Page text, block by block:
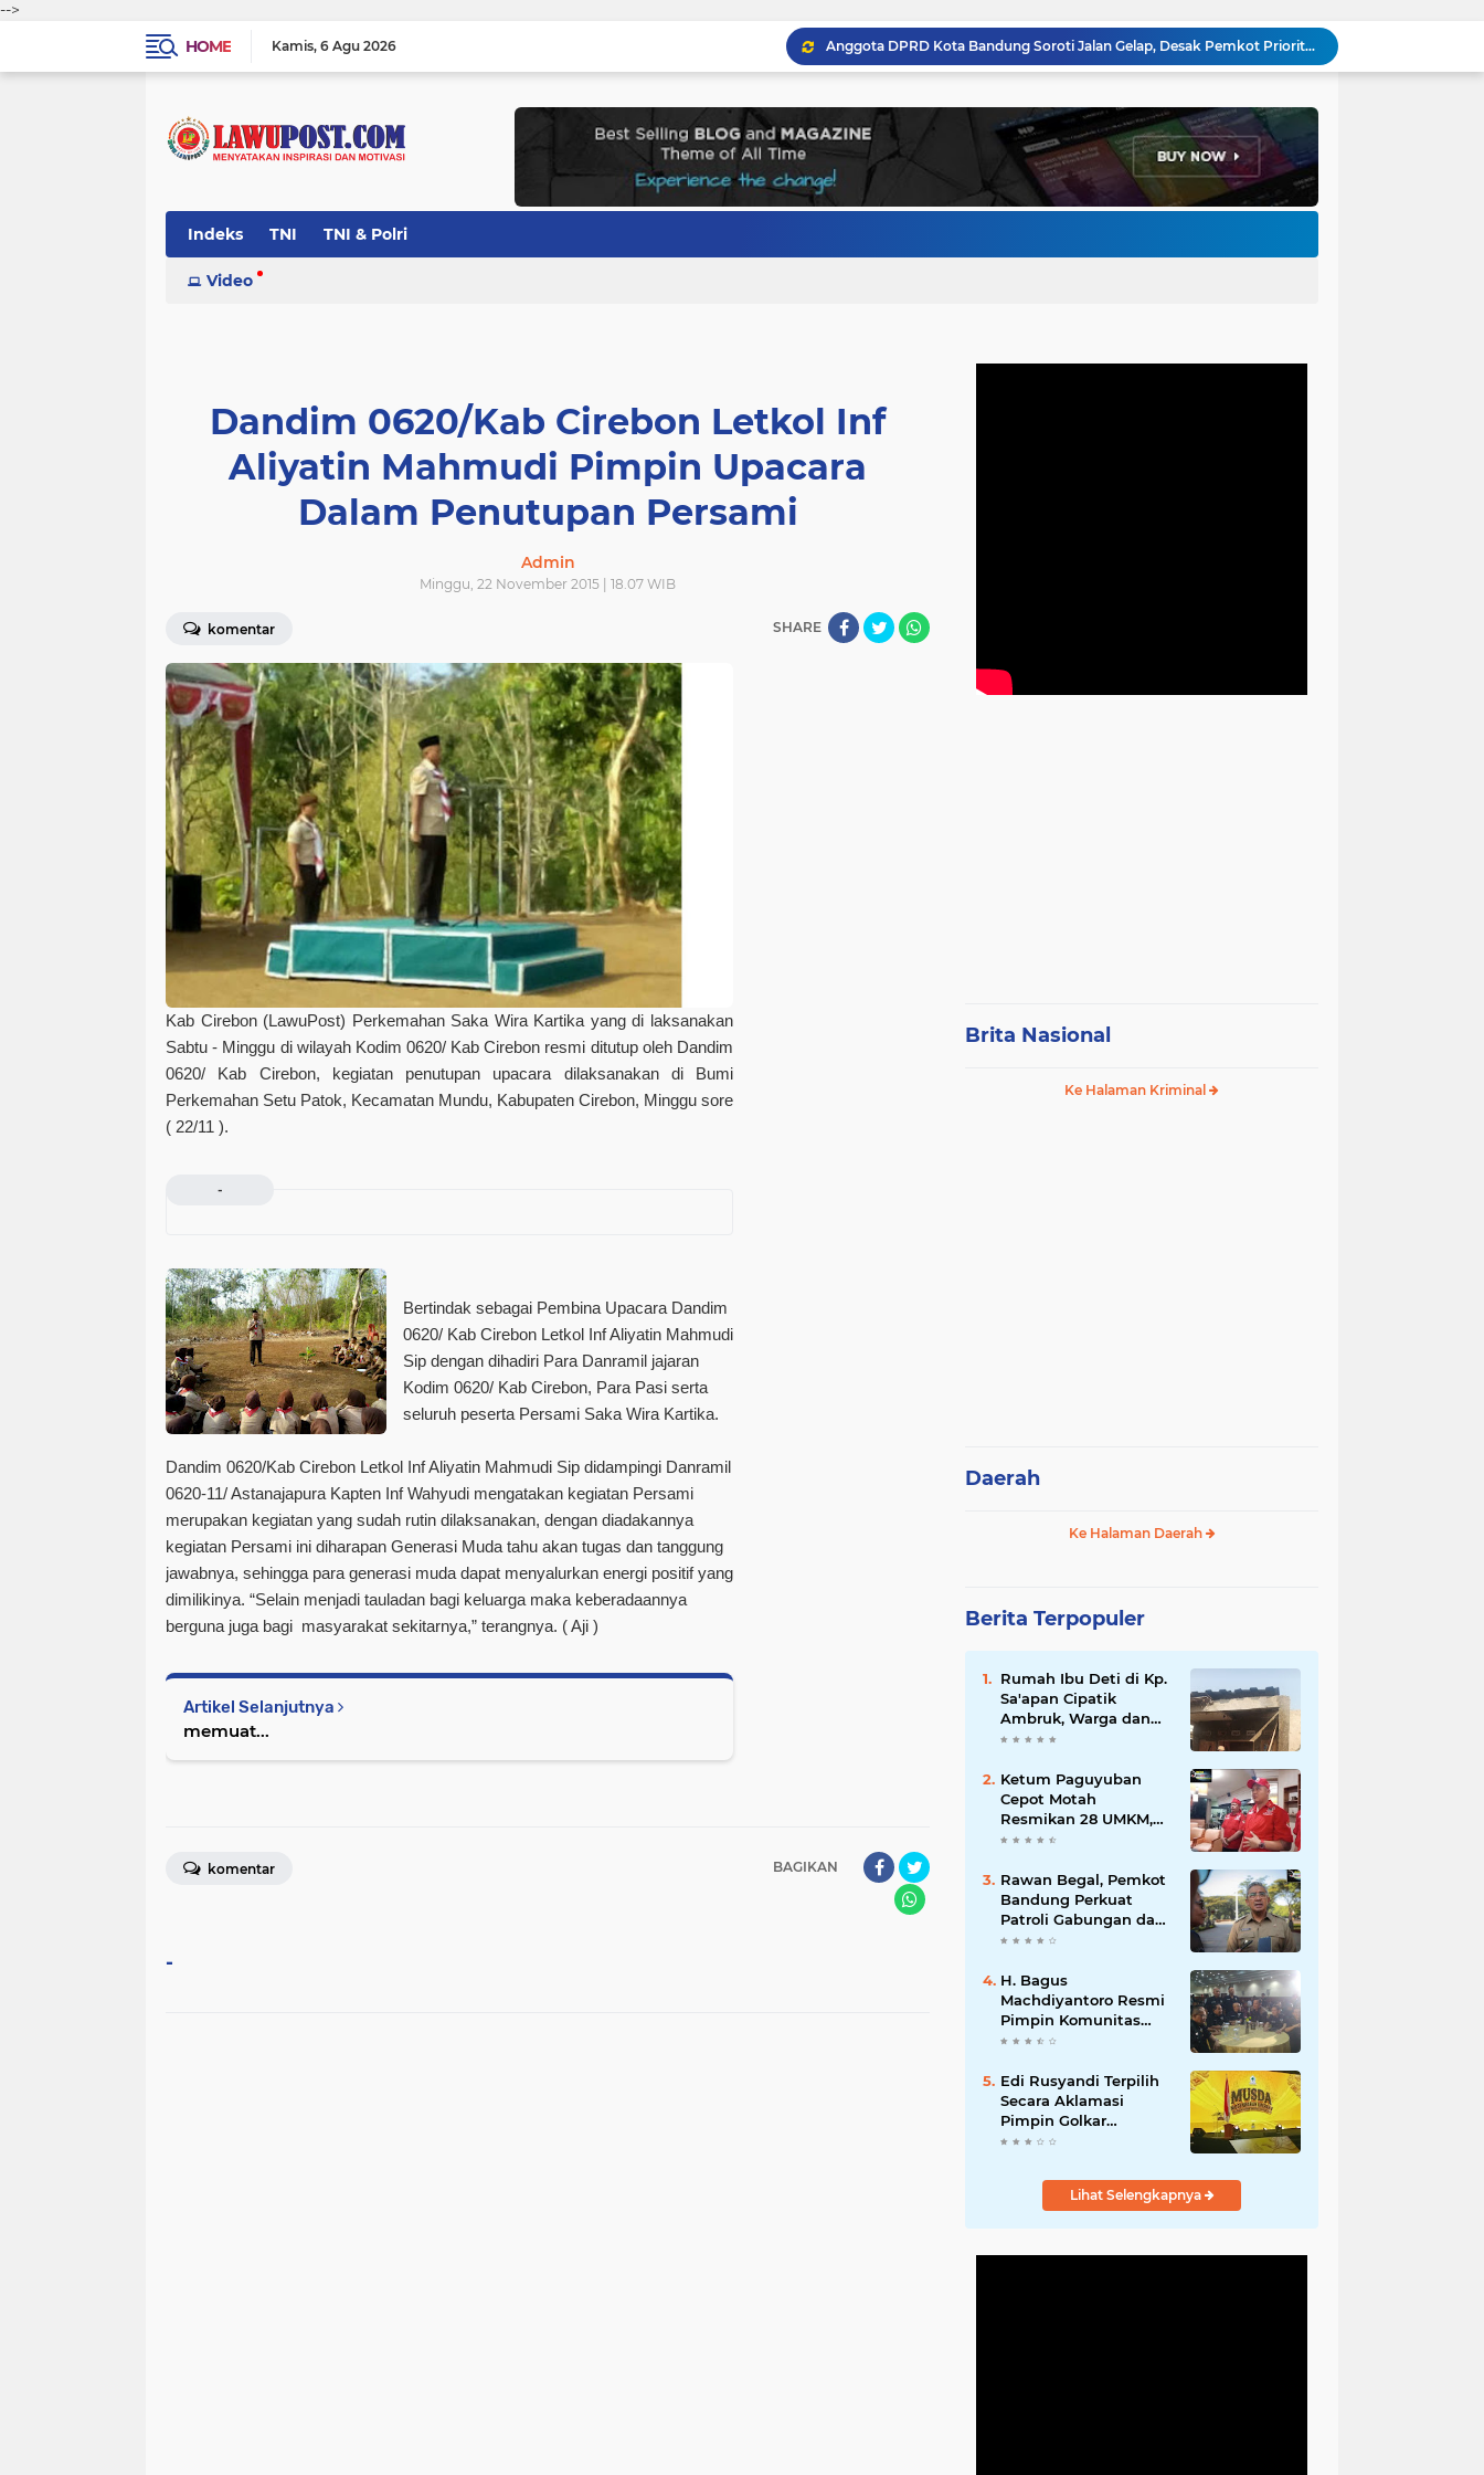
-->
HOME
Kamis 6 Agu 2026
Anggota DPRD Kota Bandung Soroti Jalan Gelap, Desak Pemkot Prioritaskan Pembenahan PJU
Pemkot Bandung Gandeng Big Bad Wolf Hadirkan Festival Literasi Pages and Plates
Program Gaslah Kota Bandung Raih Apresiasi Pemerintah Pusat, Pengolahan Sampah Capai 30 Persen
Hikmah Setelah Ibadah Salat Jumat: Momentum Memperkuat Iman dan Kepedulian Sosial
Bupati Jeje Ritchie Ismail Rotasikan Kadishub dan Kadisbudpar, Serta Lantik Ratusan ASN Bandung Barat
Indeks TNI TNI & Polri
Video
Dandim 0620/Kab Cirebon Letkol Inf
Aliyatin Mahmudi Pimpin Upacara
Dalam Penutupan Persami
Admin
Minggu, 22 November 2015 | 18.07 WIB
komentar SHARE
Kab Cirebon (LawuPost) Perkemahan Saka Wira Kartika yang di laksanakan
Sabtu - Minggu di wilayah Kodim 0620/ Kab Cirebon resmi ditutup oleh Dandim
0620/ Kab Cirebon, kegiatan penutupan upacara dilaksanakan di Bumi
Perkemahan Setu Patok, Kecamatan Mundu, Kabupaten Cirebon, Minggu sore
( 22/11 ).
-
Bertindak sebagai Pembina Upacara Dandim
0620/ Kab Cirebon Letkol Inf Aliyatin Mahmudi
Sip dengan dihadiri Para Danramil jajaran
Kodim 0620/ Kab Cirebon, Para Pasi serta
seluruh peserta Persami Saka Wira Kartika.
Dandim 0620/Kab Cirebon Letkol Inf Aliyatin Mahmudi Sip didampingi Danramil
0620-11/ Astanajapura Kapten Inf Wahyudi mengatakan kegiatan Persami
merupakan kegiatan yang sudah rutin dilaksanakan, dengan diadakannya
kegiatan Persami ini diharapan Generasi Muda tahu akan tugas dan tanggung
jawabnya, sehingga para generasi muda dapat menyalurkan energi positif yang
dimilikinya. “Selain menjadi tauladan bagi keluarga maka keberadaannya
berguna juga bagi masyarakat sekitarnya,” terangnya. ( Aji )
Artikel Selanjutnya
memuat...
BAGIKAN
komentar
-
Brita Nasional
Ke Halaman Kriminal
Daerah
Ke Halaman Daerah
Berita Terpopuler
Rumah Ibu Deti di Kp.
Sa'apan Cipatik
Ambruk, Warga dan
Pemdes Sigap Bantu
Ketum Paguyuban
Cepot Motah
Resmikan 28 UMKM,
Siap Gelar Festival
Jalan Braga
Rawan Begal, Pemkot
Bandung Perkuat
Patroli Gabungan dan
Pengawasan Digital
H. Bagus
Machdiyantoro Resmi
Pimpin Komunitas
BBC Periode 2026–
Solidaritas dan
Hadirkan Program
Nyata untuk
Masyarakat
Edi Rusyandi Terpilih
Secara Aklamasi
Pimpin Golkar
Bandung Barat,
Kepemimpinan
Harmonis "TurunLihat Selengkapnya